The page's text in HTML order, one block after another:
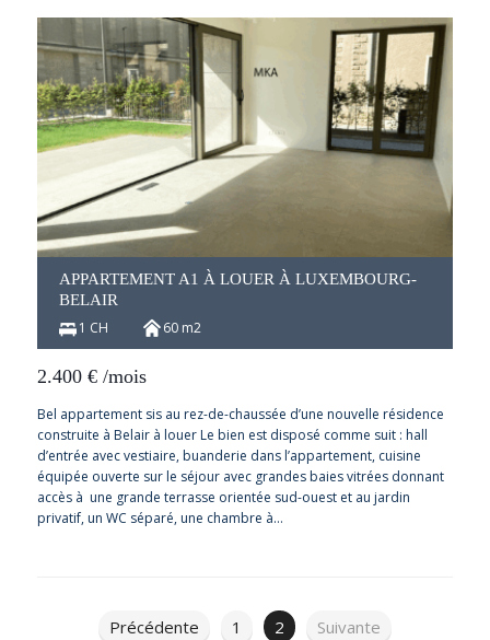
APPARTEMENT A1 À LOUER À LUXEMBOURG-
BELAIR
1 CH 60 m2
2.400€ /mois
Bel appartement sis au rez-de-chaussée d’une nouvelle résidence
construite à Belair à louer Le bien est disposé comme suit : hall
d’entrée avec vestiaire, buanderie dans l’appartement, cuisine
équipée ouverte sur le séjour avec grandes baies vitrées donnant
accès à une grande terrasse orientée sud-ouest et au jardin
privatif, un WC séparé, une chambre à…
Précédente 1 2 Suivante